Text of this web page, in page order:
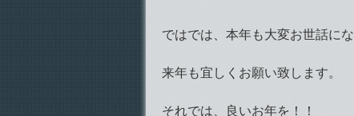
ではでは、本年も大変お世話にな
来年も宜しくお願い致します。
それでは、良いお年を！！